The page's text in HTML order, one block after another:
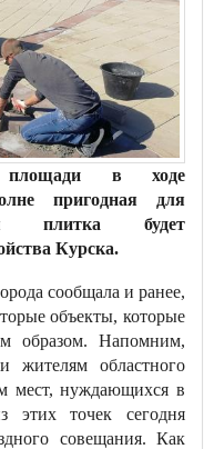
площади в ходе
пригодная для
плитка будет
Курска.
сообщала и ранее,
объекты, которые
образом. Напомним,
жителям областного
мест, нуждающихся в
этих точек сегодня
совещания. Как